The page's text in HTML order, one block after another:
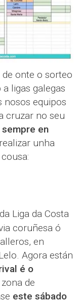
onte o sorteo
ligas galegas
nosos equipos
cruzar no seu
en
unha
Liga da Costa
coruñesa ó
en
Agora están
é o
de
este sábado